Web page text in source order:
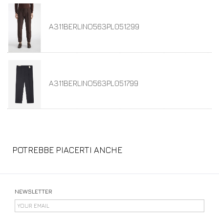
A311BERLINO563PL051299
A311BERLINO563PL051799
POTREBBE PIACERTI ANCHE
NEWSLETTER